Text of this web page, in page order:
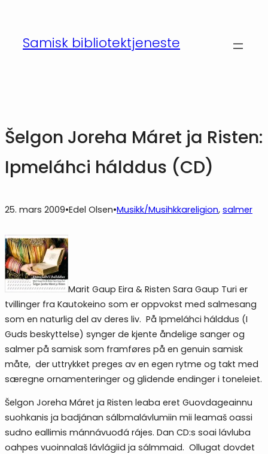
innholdSamisk bibliotektjeneste
Šelgon Joreha Máret ja Risten:
Ipmeláhci hálddus (CD)
25. mars 2009•Edel Olsen•Musikk/Musihkkareligion, salmer
Marit Gaup Eira & Risten Sara Gaup Turi er
tvillinger fra Kautokeino som er oppvokst med salmesang
som en naturlig del av deres liv. På Ipmeláhci hálddus (I
Guds beskyttelse) synger de kjente åndelige sanger og
salmer på samisk som framføres på en genuin samisk
måte, der uttrykket preges av en egen rytme og takt med
særegne ornamenteringer og glidende endinger i toneleiet.
Šelgon Joreha Máret ja Risten leaba eret Guovdageainnu
suohkanis ja badjánan sálbmalávlumiin mii leamaš oassi
sudno eallimis mánnávuođá rájes. Dan CD:s soai lávluba
oahpes vuoinnalaš lávlágiid ja sálmmaid. Ollugat dovdet